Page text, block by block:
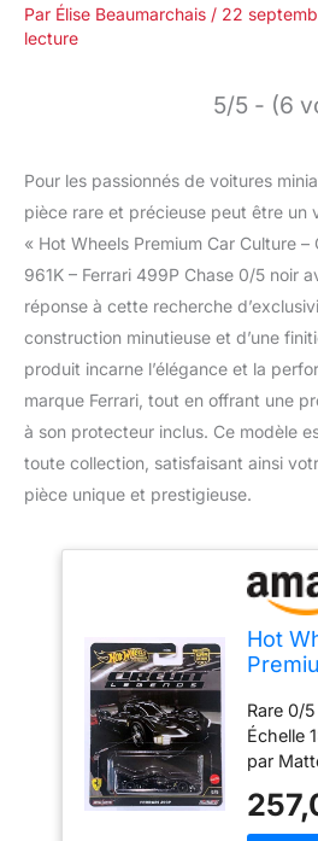
Par Élise Beaumarchais / 22
lecture
5/5 - (6
Pour les passionnés de voitures
pièce rare et précieuse peut être un
« Hot Wheels Premium Car Culture
961K – Ferrari 499P Chase 0/5 noir
réponse à cette recherche
construction minutieuse et d’une
produit incarne l’élégance et la
marque Ferrari, tout en offrant une
à son protecteur inclus. Ce modèle
toute collection, satisfaisant ainsi
pièce unique et prestigieuse.
Hot
–
Chase
Rare 0/
Échelle
par